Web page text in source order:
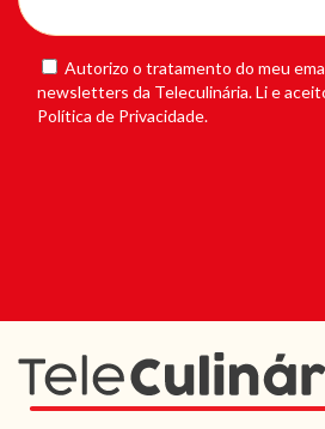
Autorizo o tratamento do meu
newsletters da Teleculinária. Li e
Política de Privacidade.